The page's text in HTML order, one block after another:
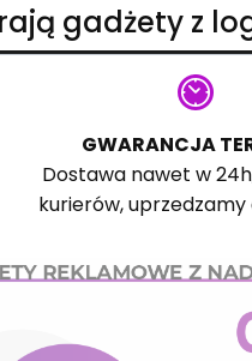
gadżety z
GWARANCJA
Dostawa nawet w
kurierów,